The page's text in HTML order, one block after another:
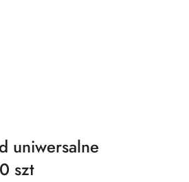
uniwersalne
szt